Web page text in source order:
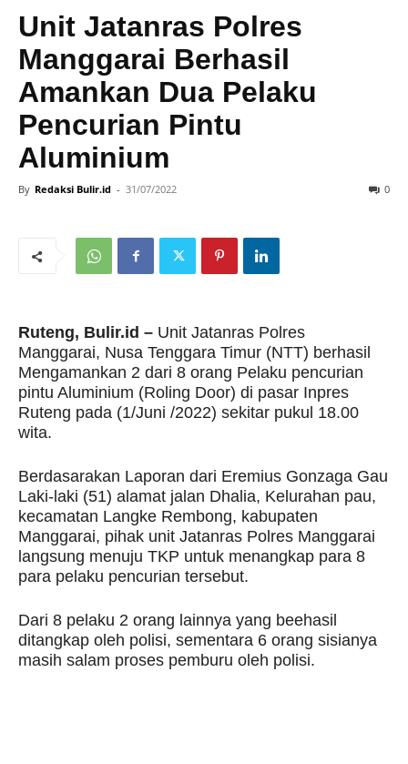
Unit Jatanras Polres
Manggarai Berhasil
Amankan Dua Pelaku
Pencurian Pintu
Aluminium
By Redaksi Bulir.id - 31/07/2022 0
Ruteng, Bulir.id – Unit Jatanras Polres
Manggarai, Nusa Tenggara Timur (NTT) berhasil
Mengamankan 2 dari 8 orang Pelaku pencurian
pintu Aluminium (Roling Door) di pasar Inpres
Ruteng pada (1/Juni /2022) sekitar pukul 18.00
wita.
Berdasarakan Laporan dari Eremius Gonzaga Gau
Laki-laki (51) alamat jalan Dhalia, Kelurahan pau,
kecamatan Langke Rembong, kabupaten
Manggarai, pihak unit Jatanras Polres Manggarai
langsung menuju TKP untuk menangkap para 8
para pelaku pencurian tersebut.
Dari 8 pelaku 2 orang lainnya yang beehasil
ditangkap oleh polisi, sementara 6 orang sisianya
masih salam proses pemburu oleh polisi.